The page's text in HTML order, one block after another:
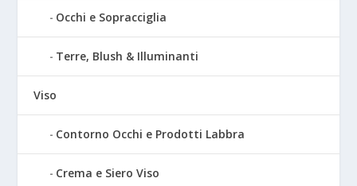
Occhi e Sopracciglia
Terre, Blush & Illuminanti
Viso
Contorno Occhi e Prodotti Labbra
Crema e Siero Viso